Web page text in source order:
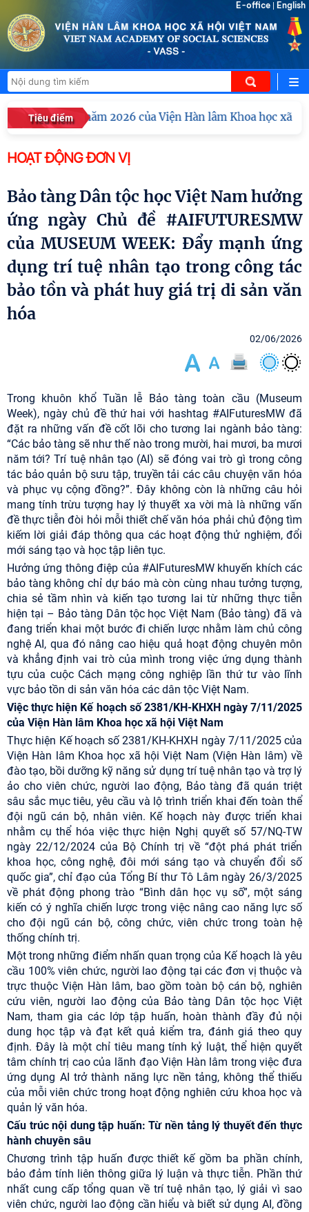
E-office English
Tiêu điểm
tác tháng 8 năm 2026 của Viện Hàn lâm Khoa học xã hội
HOẠT ĐỘNG ĐƠN VỊ
Bảo tàng Dân tộc học Việt Nam hưởng
ứng ngày Chủ đề #AIFUTURESMW
của MUSEUM WEEK: Đẩy mạnh ứng
dụng trí tuệ nhân tạo trong công tác
bảo tồn và phát huy giá trị di sản văn
hóa
02/06/2026
Trong khuôn khổ Tuần lễ Bảo tàng toàn cầu (Museum
Week), ngày chủ đề thứ hai với hashtag #AIFuturesMW đã
đặt ra những vấn đề cốt lõi cho tương lai ngành bảo tàng:
“Các bảo tàng sẽ như thế nào trong mười, hai mươi, ba mươi
năm tới? Trí tuệ nhân tạo (AI) sẽ đóng vai trò gì trong công
tác bảo quản bộ sưu tập, truyền tải các câu chuyện văn hóa
và phục vụ cộng đồng?”. Đây không còn là những câu hỏi
mang tính trừu tượng hay lý thuyết xa vời mà là những vấn
đề thực tiễn đòi hỏi mỗi thiết chế văn hóa phải chủ động tìm
kiếm lời giải đáp thông qua các hoạt động thử nghiệm, đổi
mới sáng tạo và học tập liên tục.
Hưởng ứng thông điệp của #AIFuturesMW khuyến khích các
bảo tàng không chỉ dự báo mà còn cùng nhau tưởng tượng,
chia sẻ tầm nhìn và kiến tạo tương lai từ những thực tiễn
hiện tại – Bảo tàng Dân tộc học Việt Nam (Bảo tàng) đã và
đang triển khai một bước đi chiến lược nhằm làm chủ công
nghệ AI, qua đó nâng cao hiệu quả hoạt động chuyên môn
và khẳng định vai trò của mình trong việc ứng dụng thành
tựu của cuộc Cách mạng công nghiệp lần thứ tư vào lĩnh
vực bảo tồn di sản văn hóa các dân tộc Việt Nam.
Việc thực hiện Kế hoạch số 2381/KH-KHXH ngày 7/11/2025
của Viện Hàn lâm Khoa học xã hội Việt Nam
Thực hiện Kế hoạch số 2381/KH-KHXH ngày 7/11/2025 của
Viện Hàn lâm Khoa học xã hội Việt Nam (Viện Hàn lâm) về
đào tạo, bồi dưỡng kỹ năng sử dụng trí tuệ nhân tạo và trợ lý
ảo cho viên chức, người lao động, Bảo tàng đã quán triệt
sâu sắc mục tiêu, yêu cầu và lộ trình triển khai đến toàn thể
đội ngũ cán bộ, nhân viên. Kế hoạch này được triển khai
nhằm cụ thể hóa việc thực hiện Nghị quyết số 57/NQ-TW
ngày 22/12/2024 của Bộ Chính trị về “đột phá phát triển
khoa học, công nghệ, đôi mới sáng tạo và chuyển đổi số
quốc gia”, chỉ đạo của Tổng Bí thư Tô Lâm ngày 26/3/2025
về phát động phong trào “Bình dân học vụ số”, một sáng
kiến có ý nghĩa chiến lược trong việc nâng cao năng lực số
cho đội ngũ cán bộ, công chức, viên chức trong toàn hệ
thống chính trị.
Một trong những điểm nhấn quan trọng của Kế hoạch là yêu
cầu 100% viên chức, người lao động tại các đơn vị thuộc và
trực thuộc Viện Hàn lâm, bao gồm toàn bộ cán bộ, nghiên
cứu viên, người lao động của Bảo tàng Dân tộc học Việt
Nam, tham gia các lớp tập huấn, hoàn thành đầy đủ nội
dung học tập và đạt kết quả kiểm tra, đánh giá theo quy
định. Đây là một chỉ tiêu mang tính kỷ luật, thể hiện quyết
tâm chính trị cao của lãnh đạo Viện Hàn lâm trong việc đưa
ứng dụng AI trở thành năng lực nền tảng, không thể thiếu
của mỗi viên chức trong hoạt động nghiên cứu khoa học và
quản lý văn hóa.
Cấu trúc nội dung tập huấn: Từ nền tảng lý thuyết đến thực
hành chuyên sâu
Chương trình tập huấn được thiết kế gồm ba phần chính,
bảo đảm tính liên thông giữa lý luận và thực tiễn. Phần thứ
nhất cung cấp tổng quan về trí tuệ nhân tạo, lý giải vì sao
viên chức, người lao động cần hiểu và biết sử dụng AI, đồng